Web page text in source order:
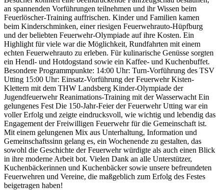
an spannenden Vorführungen teilnehmen und ihr Wissen beim
Feuerlöscher-Training auffrischen. Kinder und Familien kamen
beim Kinderschminken, einer riesigen Feuerwehrauto-Hüpfburg
und der beliebten Feuerwehr-Olympiade auf ihre Kosten. Ein
Highlight für viele war die Möglichkeit, Rundfahrten mit einem
echten Feuerwehrauto zu erleben. Für kulinarische Genüsse sorgten
ein Hendl- und Hotdogstand sowie ein Kaffee- und Kuchenbuffet.
Besondere Programmpunkte: 14:00 Uhr: Turn-Vorführung des TSV
Utting 15:00 Uhr: Einsatz-Vorführung der Feuerwehr Kisten-
Klettern mit dem THW Landsberg Kinder-Olympiade der
Jugendfeuerwehr Reanimations-Training mit der Wasserwacht Ein
gelungenes Fest Die 150-Jahr-Feier der Feuerwehr Utting war ein
voller Erfolg und zeigte eindrucksvoll, wie wichtig und lebendig das
Engagement der Freiwilligen Feuerwehr für die Gemeinschaft ist.
Mit einem gelungenen Mix aus Unterhaltung, Information und
Gemeinschaftssinn gelang es, ein Wochenende zu gestalten, das
sowohl die Geschichte der Feuerwehr würdigte als auch einen Blick
in ihre moderne Arbeit bot. Vielen Dank an alle Unterstützer,
Kuchenbäckerinnen und Kuchenbäcker sowie unsere befreundeten
Feuerwehren und Vereine, die maßgeblich zum Erfolg des Festes
beigetragen haben!